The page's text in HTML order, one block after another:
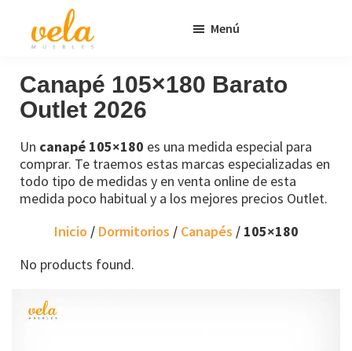
principal
página
Muebles
Baratos
Online
Outlet
Menú
Canapé 105×180 Barato
Outlet 2026
Un canapé 105×180 es una medida especial para
comprar. Te traemos estas marcas especializadas en
todo tipo de medidas y en venta online de esta
medida poco habitual y a los mejores precios Outlet.
Inicio / Dormitorios / Canapés / 105×180
No products found.